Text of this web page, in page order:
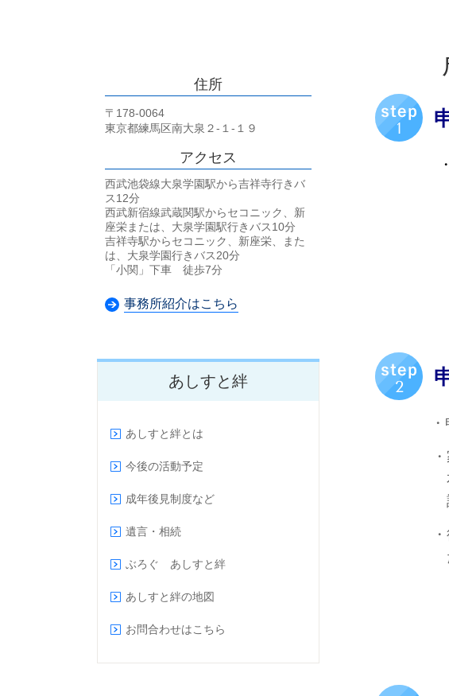
必要
・申
・家庭
・家庭
本人の
訪問し
・後見
ただし
住所
〒178-0064
東京都練馬区南大泉２-１-１９
アクセス
西武池袋線大泉学園駅から吉祥寺行きバ
ス12分
西武新宿線武蔵関駅からセコニック、新
座栄または、大泉学園駅行きバス10分
吉祥寺駅からセコニック、新座栄、また
は、大泉学園行きバス20分
「小関」下車 徒歩7分
事務所紹介はこちら
あしすと絆
あしすと絆とは
今後の活動予定
成年後見制度など
遺言・相続
ぶろぐ あしすと絆
あしすと絆の地図
お問合わせはこちら